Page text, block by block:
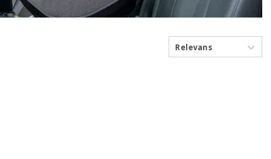
Relevans